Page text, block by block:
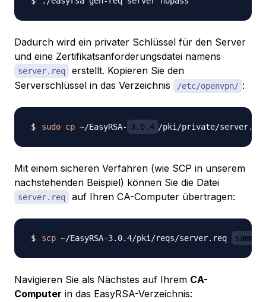
Dadurch wird ein privater Schlüssel für den Server
und eine Zertifikatsanforderungsdatei namens
server.req
erstellt. Kopieren Sie den
Serverschlüssel in das Verzeichnis
/etc/openvpn/ :
sudo cp ~/EasyRSA- 3.0.4
Mit einem sicheren Verfahren (wie SCP in unserem
nachstehenden Beispiel) können Sie die Datei
server.req auf Ihren CA-Computer übertragen:
scp ~/EasyRSA-3.0.4/pki/reqs/server.req sammy
Navigieren Sie als Nächstes auf Ihrem CA-
Computer in das EasyRSA-Verzeichnis: